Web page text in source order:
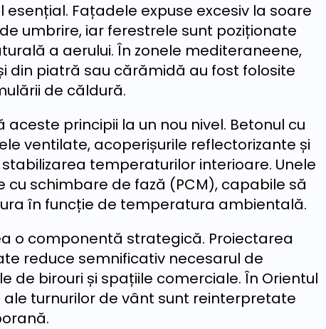
Fațadele expuse excesiv la soare
umbrire, iar ferestrele sunt poziționate
a aerului. În zonele mediteraneene,
din piatră sau cărămidă au fost folosite
de căldură.
principii la un nou nivel. Betonul cu
ventilate, acoperișurile reflectorizante și
temperaturilor interioare. Unele
schimbare de fază (PCM), capabile să
în funcție de temperatura ambientală.
o componentă strategică. Proiectarea
reduce semnificativ necesarul de
de birouri și spațiile comerciale. În Orientul
ale turnurilor de vânt sunt reinterpretate